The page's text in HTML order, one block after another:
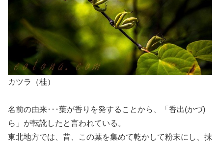
カツラ（桂）
名前の由来･･･葉が香りを発することから、「香出(かづ)
ら」が転訛したと言われている。
東北地方では、昔、この葉を集めて乾かして粉末にし、抹